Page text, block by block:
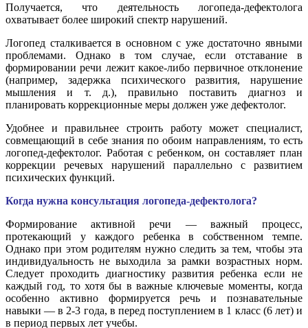
Получается, что деятельность логопеда-дефектолога
охватывает более широкий спектр нарушений.
Логопед сталкивается в основном с уже достаточно явными
проблемами. Однако в том случае, если отставание в
формировании речи лежит какое-либо первичное отклонение
(например, задержка психического развития, нарушение
мышления и т. д.), правильно поставить диагноз и
планировать коррекционные меры должен уже дефектолог.
Удобнее и правильнее строить работу может специалист,
совмещающий в себе знания по обоим направлениям, то есть
логопед-дефектолог. Работая с ребенком, он составляет план
коррекции речевых нарушений параллельно с развитием
психических функций.
Когда нужна консультация логопеда-дефектолога?
Формирование активной речи — важный процесс,
протекающий у каждого ребенка в собственном темпе.
Однако при этом родителям нужно следить за тем, чтобы эта
индивидуальность не выходила за рамки возрастных норм.
Следует проходить диагностику развития ребенка если не
каждый год, то хотя бы в важные ключевые моменты, когда
особенно активно формируется речь и познавательные
навыки — в 2-3 года, в перед поступлением в 1 класс (6 лет) и
в период первых лет учебы.